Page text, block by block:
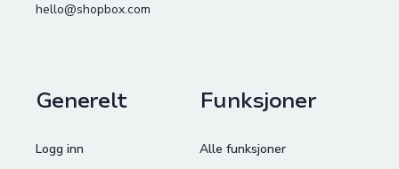
hello@shopbox.com
Generelt
Logg inn
Funksjoner
Alle funksjoner